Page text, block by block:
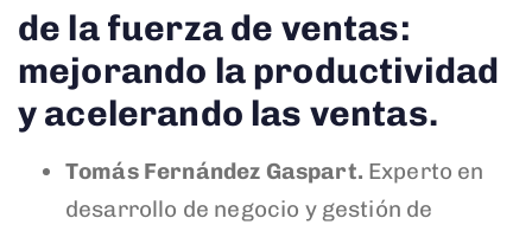
de la fuerza de ventas:
mejorando la productividad
y acelerando las ventas.
Tomás Fernández Gaspart. Experto en
desarrollo de negocio y gestión de